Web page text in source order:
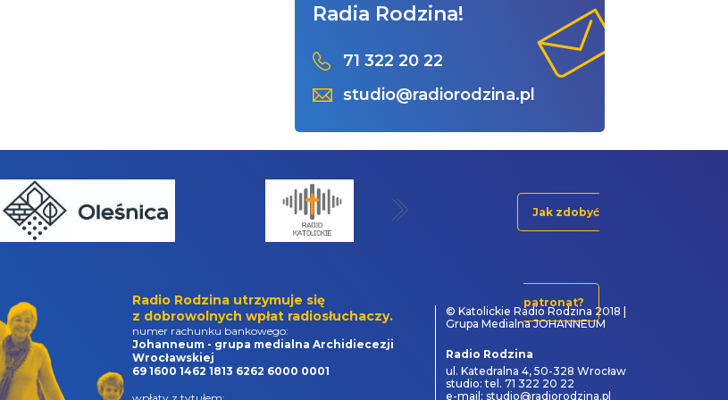
Radia Rodzina!
71 322 20 22
studio@radiorodzina.pl
Jak zdobyć
patronat?
Radio Rodzina utrzymuje się
z dobrowolnych wpłat radiosłuchaczy.
numer rachunku bankowego:
Johanneum - grupa medialna Archidiecezji
Wrocławskiej
69 1600 1462 1813 6262 6000 0001
© Katolickie Radio Rodzina 2018 |
Grupa Medialna JOHANNEUM
Radio Rodzina
ul. Katedralna 4, 50-328 Wrocław
studio: tel. 71 322 20 22
e-mail: studio@radiorodzina.pl